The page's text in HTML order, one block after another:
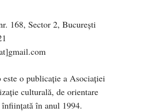
168, Sector 2, București
este o publicaţie a Asociaţiei
culturală, de orientare
înfiinţată în anul 1994.